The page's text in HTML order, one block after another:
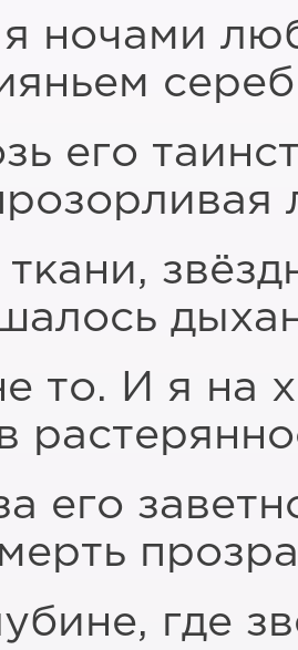
ночами
его
то. И я на
его
где